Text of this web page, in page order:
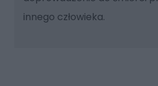
innego człowieka.